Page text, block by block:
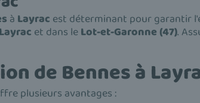
à Layrac est déterminant pour garantir
Layrac et dans leLot-et-Garonne (47).
de Bennes à
plusieurs avantages :